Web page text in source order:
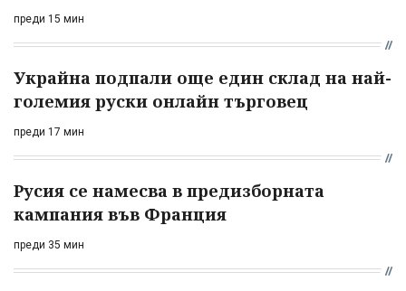
преди 15 мин
Украйна подпали още един склад на най-
големия руски онлайн търговец
преди 17 мин
Русия се намесва в предизборната
кампания във Франция
преди 35 мин